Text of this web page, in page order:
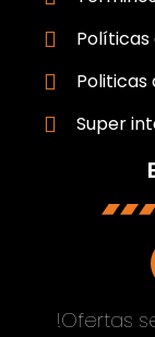
Politicas
Super
!Ofertas